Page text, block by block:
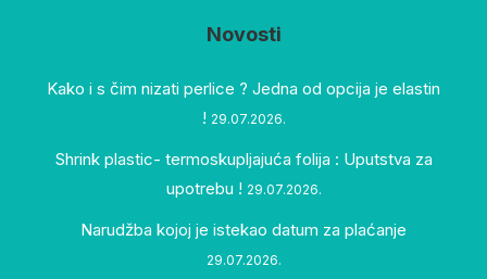
Novosti
Kako i s čim nizati perlice ? Jedna od opcija je elastin
! 29.07.2026.
Shrink plastic- termoskupljajuća folija : Uputstva za
upotrebu ! 29.07.2026.
Narudžba kojoj je istekao datum za plaćanje
29.07.2026.